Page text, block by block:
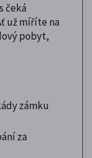
čeká
už míříte na
pobyt,
zámku
za